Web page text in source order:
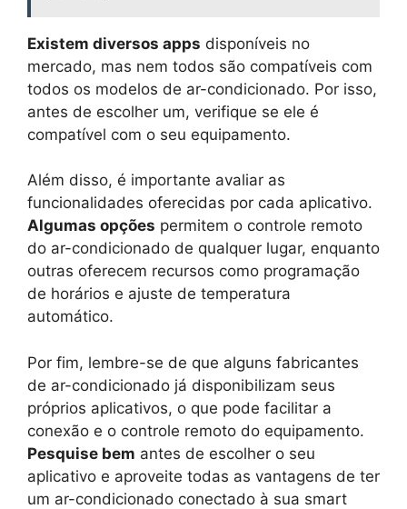
Existem diversos apps disponíveis no
mercado, mas nem todos são compatíveis com
todos os modelos de ar-condicionado. Por isso,
antes de escolher um, verifique se ele é
compatível com o seu equipamento.
Além disso, é importante avaliar as
funcionalidades oferecidas por cada aplicativo.
Algumas opções permitem o controle remoto
do ar-condicionado de qualquer lugar, enquanto
outras oferecem recursos como programação
de horários e ajuste de temperatura
automático.
Por fim, lembre-se de que alguns fabricantes
de ar-condicionado já disponibilizam seus
próprios aplicativos, o que pode facilitar a
conexão e o controle remoto do equipamento.
Pesquise bem antes de escolher o seu
aplicativo e aproveite todas as vantagens de ter
um ar-condicionado conectado à sua smart